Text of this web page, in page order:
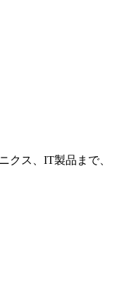
クス、IT製品まで、